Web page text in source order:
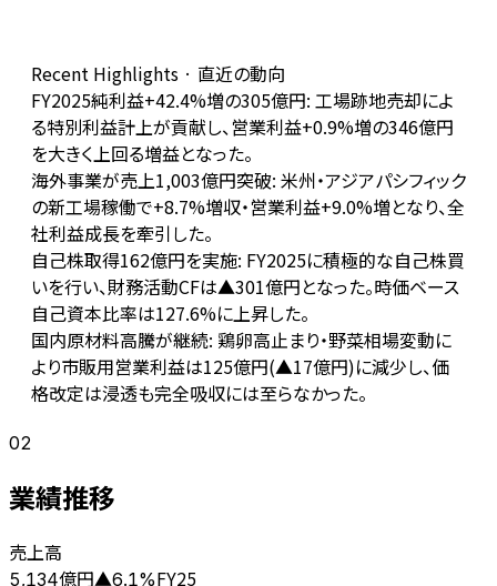
Recent Highlights · 直近の動向
FY2025純利益+42.4%増の305億円: 工場跡地売却によ
る特別利益計上が貢献し、営業利益+0.9%増の346億円
を大きく上回る増益となった。
海外事業が売上1,003億円突破: 米州・アジアパシフィック
の新工場稼働で+8.7%増収・営業利益+9.0%増となり、全
社利益成長を牽引した。
自己株取得162億円を実施: FY2025に積極的な自己株買
いを行い、財務活動CFは▲301億円となった。時価ベース
自己資本比率は127.6%に上昇した。
国内原材料高騰が継続: 鶏卵高止まり・野菜相場変動に
より市販用営業利益は125億円(▲17億円)に減少し、価
格改定は浸透も完全吸収には至らなかった。
02
業績推移
売上高
5,134億円▲6.1%FY25